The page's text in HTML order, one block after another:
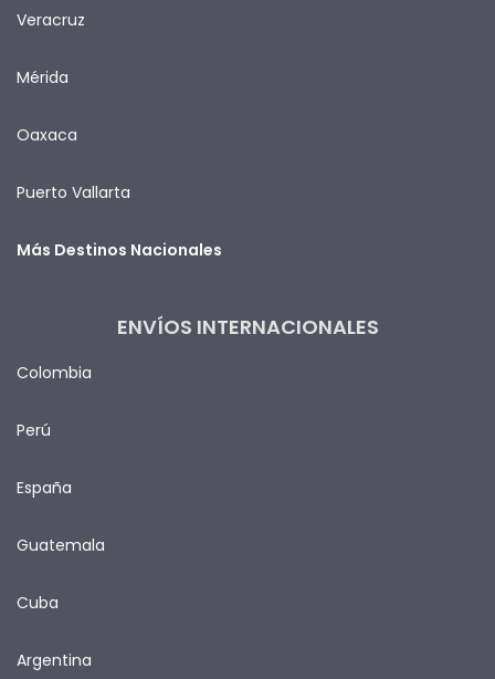
Veracruz
Mérida
Oaxaca
Puerto Vallarta
Más Destinos Nacionales
ENVÍOS INTERNACIONALES
Colombia
Perú
España
Guatemala
Cuba
Argentina